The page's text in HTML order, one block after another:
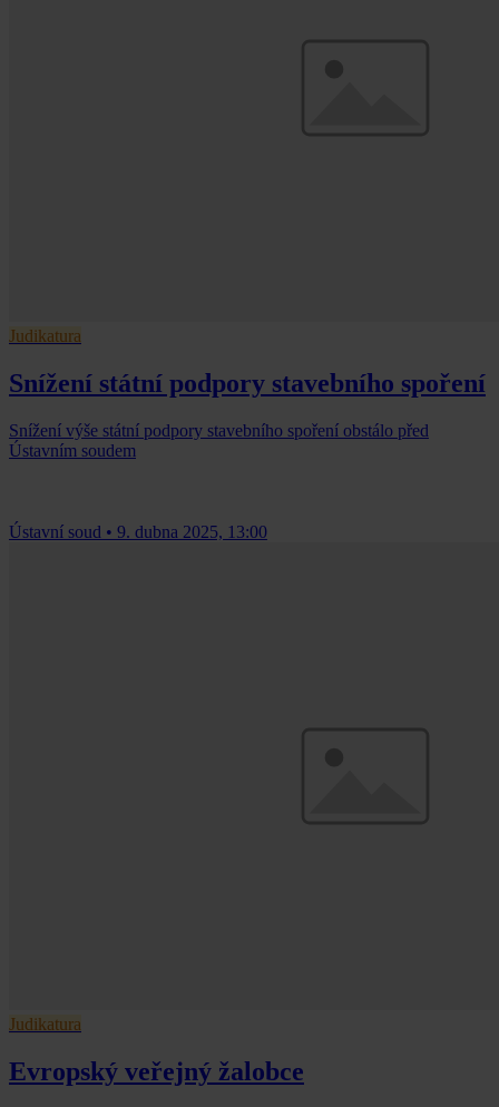
Judikatura
Snížení státní podpory stavebního spoření
Snížení výše státní podpory stavebního spoření obstálo před
Ústavním soudem
Ústavní soud • 9. dubna 2025, 13:00
Judikatura
Evropský veřejný žalobce